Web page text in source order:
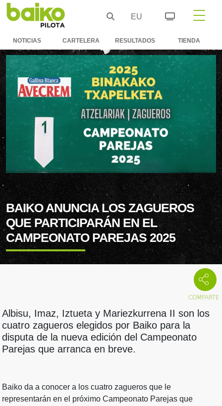
EU
NOTICIAS CARTELERA RESULTADOS TIENDA
BAIKO ANUNCIA LOS ZAGUEROS
QUE PARTICIPARÁN EN EL
CAMPEONATO PAREJAS 2025
Albisu, Imaz, Iztueta y Mariezkurrena II son los
cuatro zagueros elegidos por Baiko para la
disputa de la nueva edición del Campeonato
Parejas que arranca en breve.
Baiko da a conocer a los cuatro zagueros que le
representarán en el próximo Campeonato Parejas que